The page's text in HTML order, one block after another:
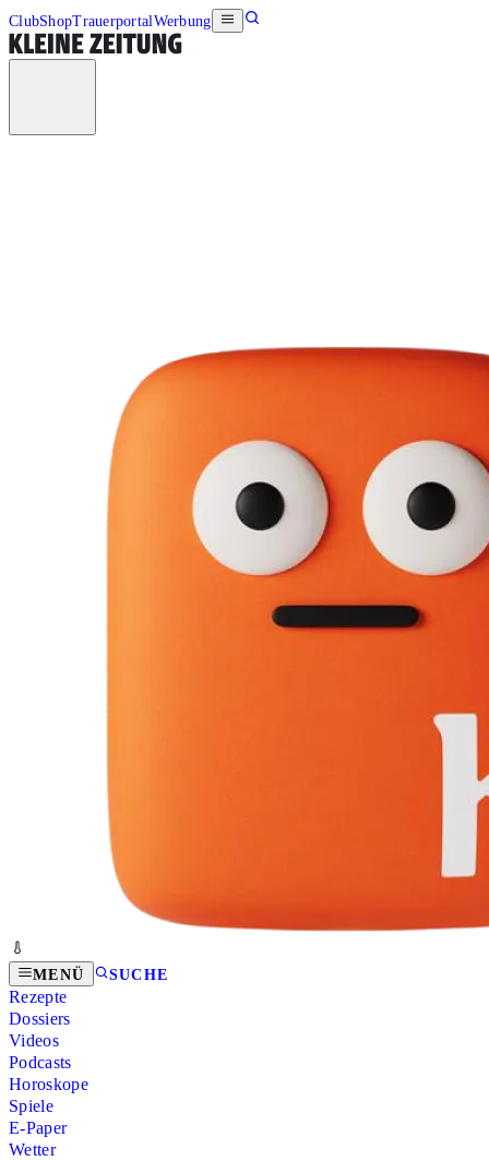
ClubShopTrauerportalWerbung
MENÜ SUCHE
Rezepte
Dossiers
Videos
Podcasts
Horoskope
Spiele
E-Paper
Wetter